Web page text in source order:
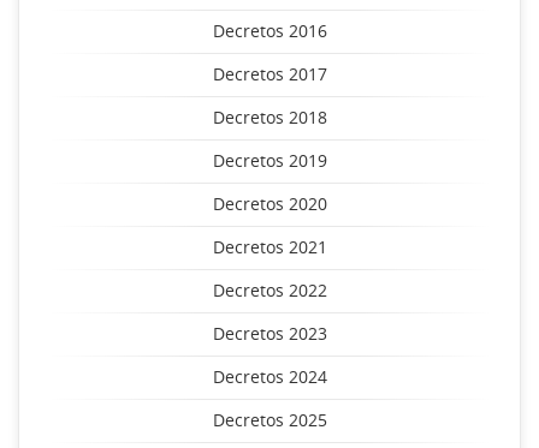
Decretos 2016
Decretos 2017
Decretos 2018
Decretos 2019
Decretos 2020
Decretos 2021
Decretos 2022
Decretos 2023
Decretos 2024
Decretos 2025